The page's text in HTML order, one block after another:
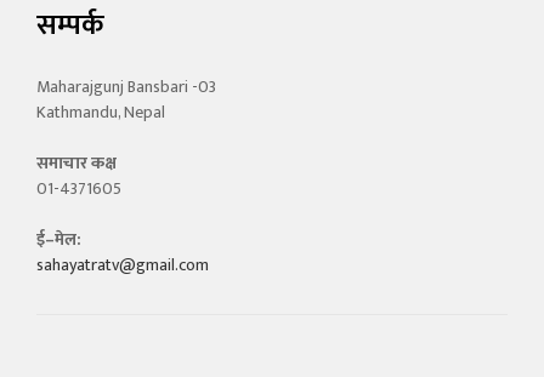
सम्पर्क
Maharajgunj Bansbari -03
Kathmandu, Nepal
समाचार कक्ष
01-4371605
ई–मेल:
sahayatratv@gmail.com